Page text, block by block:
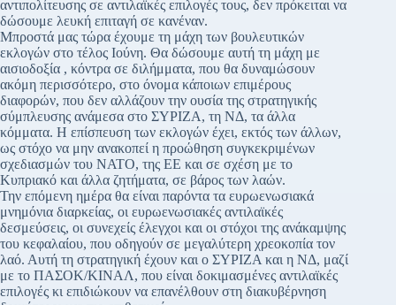
αντιπολίτευσης σε αντιλαϊκές επιλογές τους, δεν πρόκειται να
δώσουμε λευκή επιταγή σε κανέναν.
Μπροστά μας τώρα έχουμε τη μάχη των βουλευτικών
εκλογών στο τέλος Ιούνη. Θα δώσουμε αυτή τη μάχη με
αισιοδοξία , κόντρα σε διλήμματα, που θα δυναμώσουν
ακόμη περισσότερο, στο όνομα κάποιων επιμέρους
διαφορών, που δεν αλλάζουν την ουσία της στρατηγικής
σύμπλευσης ανάμεσα στο ΣΥΡΙΖΑ, τη ΝΔ, τα άλλα
κόμματα. Η επίσπευση των εκλογών έχει, εκτός των άλλων,
ως στόχο να μην ανακοπεί η προώθηση συγκεκριμένων
σχεδιασμών του ΝΑΤΟ, της ΕΕ και σε σχέση με το
Κυπριακό και άλλα ζητήματα, σε βάρος των λαών.
Την επόμενη ημέρα θα είναι παρόντα τα ευρωενωσιακά
μνημόνια διαρκείας, οι ευρωενωσιακές αντιλαϊκές
δεσμεύσεις, οι συνεχείς έλεγχοι και οι στόχοι της ανάκαμψης
του κεφαλαίου, που οδηγούν σε μεγαλύτερη χρεοκοπία τον
λαό. Αυτή τη στρατηγική έχουν και ο ΣΥΡΙΖΑ και η ΝΔ, μαζί
με το ΠΑΣΟΚ/ΚΙΝΑΛ, που είναι δοκιμασμένες αντιλαϊκές
επιλογές κι επιδιώκουν να επανέλθουν στη διακυβέρνηση